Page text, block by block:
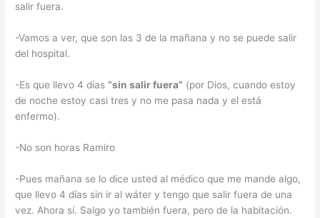
salir fuera.
-Vamos a ver, que son las 3 de la mañana y no se puede salir
del hospital.
-Es que llevo 4 días“sin salir fuera” (por Dios, cuando estoy
de noche estoy casi tres y no me pasa nada y el está
enfermo).
-No son horas Ramiro
-Pues mañana se lo dice usted al médico que me mande algo,
que llevo 4 días sin ir al wáter y tengo que salir fuera de una
vez. Ahora sí. Salgo yo también fuera, pero de la habitación.